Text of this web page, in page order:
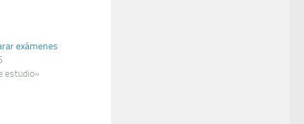
exámenes
estudio»